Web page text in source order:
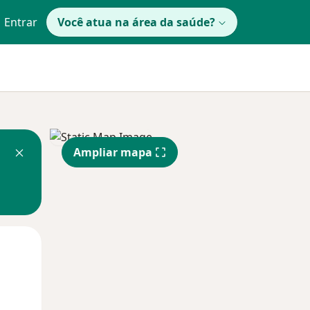
Entrar Você atua na área da saúde?
Ampliar mapa